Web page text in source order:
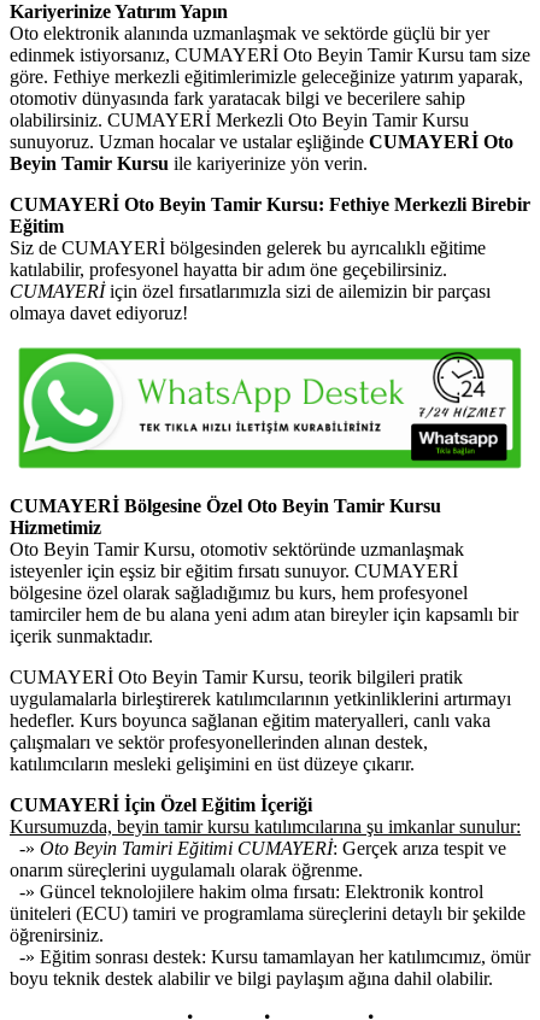
Kariyerinize Yatırım Yapın
Oto elektronik alanında uzmanlaşmak ve sektörde güçlü bir yer
edinmek istiyorsanız, CUMAYERİ Oto Beyin Tamir Kursu tam size
göre. Fethiye merkezli eğitimlerimizle geleceğinize yatırım yaparak,
otomotiv dünyasında fark yaratacak bilgi ve becerilere sahip
olabilirsiniz. CUMAYERİ Merkezli Oto Beyin Tamir Kursu
sunuyoruz. Uzman hocalar ve ustalar eşliğinde CUMAYERİ Oto
Beyin Tamir Kursu ile kariyerinize yön verin.
CUMAYERİ Oto Beyin Tamir Kursu: Fethiye Merkezli Birebir
Eğitim
Siz de CUMAYERİ bölgesinden gelerek bu ayrıcalıklı eğitime
katılabilir, profesyonel hayatta bir adım öne geçebilirsiniz.
CUMAYERİiçin özel fırsatlarımızla sizi de ailemizin bir parçası
olmaya davet ediyoruz!
CUMAYERİ Bölgesine Özel Oto Beyin Tamir Kursu
Hizmetimiz
Oto Beyin Tamir Kursu, otomotiv sektöründe uzmanlaşmak
isteyenler için eşsiz bir eğitim fırsatı sunuyor. CUMAYERİ
bölgesine özel olarak sağladığımız bu kurs, hem profesyonel
tamirciler hem de bu alana yeni adım atan bireyler için kapsamlı bir
içerik sunmaktadır.
CUMAYERİ Oto Beyin Tamir Kursu, teorik bilgileri pratik
uygulamalarla birleştirerek katılımcılarının yetkinliklerini artırmayı
hedefler. Kurs boyunca sağlanan eğitim materyalleri, canlı vaka
çalışmaları ve sektör profesyonellerinden alınan destek,
katılımcıların mesleki gelişimini en üst düzeye çıkarır.
CUMAYERİ İçin Özel Eğitim İçeriği
Kursumuzda, beyin tamir kursu katılımcılarına şu imkanlar sunulur:
-» Oto Beyin Tamiri Eğitimi CUMAYERİ: Gerçek arıza tespit ve
onarım süreçlerini uygulamalı olarak öğrenme.
-» Güncel teknolojilere hakim olma fırsatı: Elektronik kontrol
üniteleri (ECU) tamiri ve programlama süreçlerini detaylı bir şekilde
öğrenirsiniz.
-» Eğitim sonrası destek: Kursu tamamlayan her katılımcımız, ömür
boyu teknik destek alabilir ve bilgi paylaşım ağına dahil olabilir.